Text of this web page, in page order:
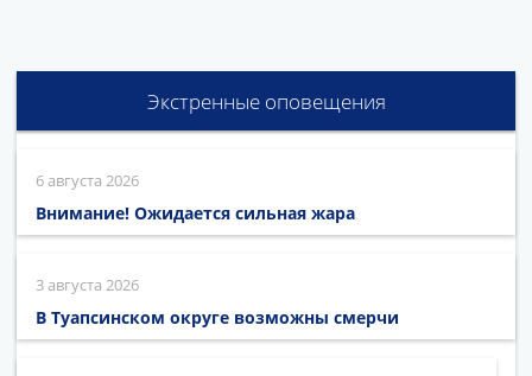
Экстренные оповещения
6 августа 2026
Внимание! Ожидается сильная жара
3 августа 2026
В Туапсинском округе возможны смерчи